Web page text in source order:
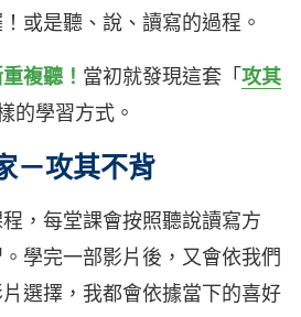
或是聽、說、讀寫的過程。
複聽！ 當初就發現這套「 攻其
的學習方式。
－攻其不背
，每堂課會按照聽說讀寫方
學完一部影片後，又會依我們
選擇，我都會依據當下的喜好